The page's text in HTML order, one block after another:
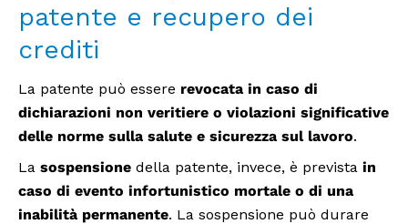
patente e recupero dei
crediti
La patente può essere revocata in caso di
dichiarazioni non veritiere o violazioni significative
delle norme sulla salute e sicurezza sul lavoro.
La sospensione della patente, invece, è prevista in
caso di evento infortunistico mortale o di una
inabilità permanente. La sospensione può durare